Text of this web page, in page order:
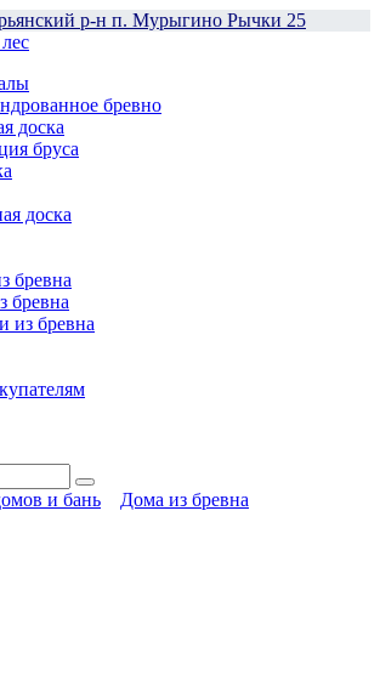
р-н п. Мурыгино Рычки 25
бревно
доска
бруса
доска
бревна
бревна
из бревна
и бань Дома из бревна